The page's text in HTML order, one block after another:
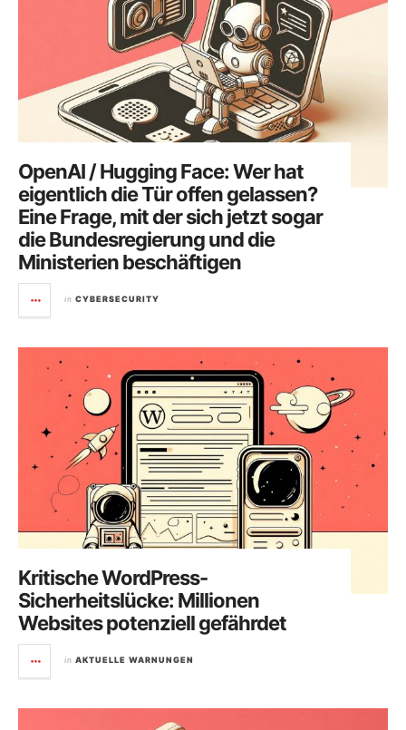
OpenAI / Hugging Face: Wer hat
eigentlich die Tür offen gelassen?
Eine Frage, mit der sich jetzt sogar
die Bundesregierung und die
Ministerien beschäftigen
in CYBERSECURITY
Kritische WordPress-
Sicherheitslücke: Millionen
Websites potenziell gefährdet
in AKTUELLE WARNUNGEN